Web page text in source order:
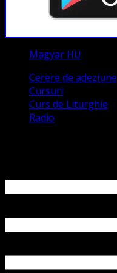
Magyar HU
Cerere de adeziune
Cursuri
Curs de Liturghie
Radio